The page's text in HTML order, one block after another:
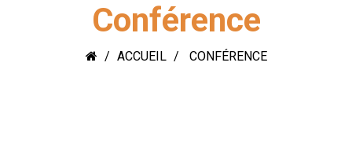
Conférence
ACCUEIL CONFÉRENCE